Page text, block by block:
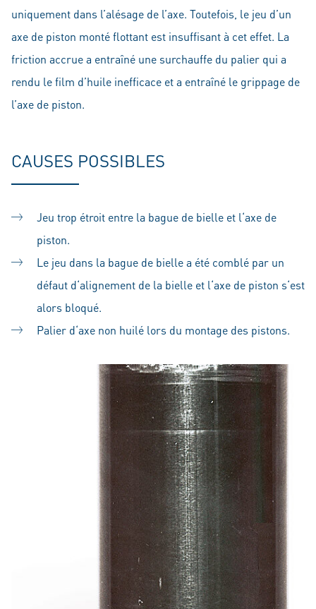
uniquement dans l’alésage de l’axe. Toutefois, le jeu d’un
axe de piston monté flottant est insuffisant à cet effet. La
friction accrue a entraîné une surchauffe du palier qui a
rendu le film d’huile inefficace et a entraîné le grippage de
l’axe de piston.
CAUSES POSSIBLES
Jeu trop étroit entre la bague de bielle et l‘axe de
piston.
Le jeu dans la bague de bielle a été comblé par un
défaut d‘alignement de la bielle et l‘axe de piston s‘est
alors bloqué.
Palier d‘axe non huilé lors du montage des pistons.